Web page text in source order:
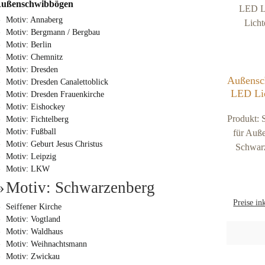
Motiv: Annaberg
Motiv: Bergmann / Bergbau
Motiv: Berlin
Motiv: Chemnitz
Motiv: Dresden
Motiv: Dresden Canalettoblick
Motiv: Dresden Frauenkirche
Motiv: Eishockey
Motiv: Fichtelberg
Motiv: Fußball
Motiv: Geburt Jesus Christus
Motiv: Leipzig
Motiv: LKW
Motiv: Schwarzenberg
Seiffener Kirche
Motiv: Vogtland
Motiv: Waldhaus
Motiv: Weihnachtsmann
Motiv: Zwickau
LED
Produkt:
für
Preise